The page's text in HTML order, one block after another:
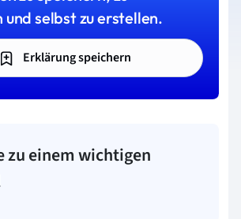
selbst zu erstellen.
Erklärung speichern
zu einem wichtigen